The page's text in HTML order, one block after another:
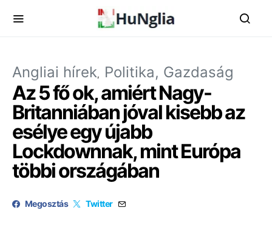
Angliai hírek Politika, Gazdaság
Az 5 fő ok, amiért Nagy-
Britanniában jóval kisebb az
esélye egy újabb
Lockdownnak, mint Európa
többi országában
Megosztás Twitter